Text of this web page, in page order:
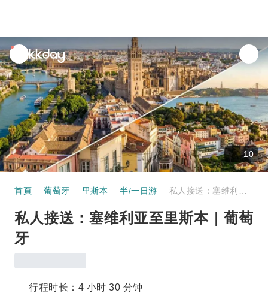
unread
notifications
10
首頁 葡萄牙 里斯本 半/一日游
私人接送：塞维利亚至里斯本｜葡萄
牙
行程时长：4 小时 30 分钟